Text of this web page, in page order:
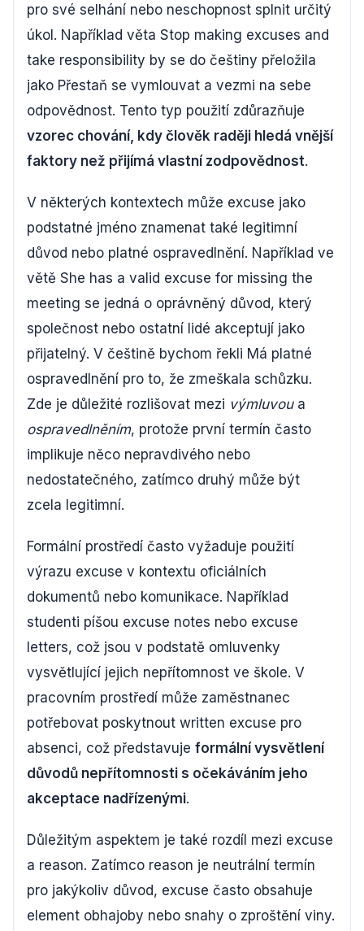
pro své selhání nebo neschopnost splnit určitý
úkol. Například věta Stop making excuses and
take responsibility by se do češtiny přeložila
jako Přestaň se vymlouvat a vezmi na sebe
odpovědnost. Tento typ použití zdůrazňuje
vzorec chování, kdy člověk raději hledá vnější
faktory než přijímá vlastní zodpovědnost.
V některých kontextech může excuse jako
podstatné jméno znamenat také legitimní
důvod nebo platné ospravedlnění. Například ve
větě She has a valid excuse for missing the
meeting se jedná o oprávněný důvod, který
společnost nebo ostatní lidé akceptují jako
přijatelný. V češtině bychom řekli Má platné
ospravedlnění pro to, že zmeškala schůzku.
Zde je důležité rozlišovat mezi výmluvoua
ospravedlněním, protože první termín často
implikuje něco nepravdivého nebo
nedostatečného, zatímco druhý může být
zcela legitimní.
Formální prostředí často vyžaduje použití
výrazu excuse v kontextu oficiálních
dokumentů nebo komunikace. Například
studenti píšou excuse notes nebo excuse
letters, což jsou v podstatě omluvenky
vysvětlující jejich nepřítomnost ve škole. V
pracovním prostředí může zaměstnanec
potřebovat poskytnout written excuse pro
absenci, což představuje formální vysvětlení
důvodů nepřítomnosti s očekáváním jeho
akceptace nadřízenými.
Důležitým aspektem je také rozdíl mezi excuse
a reason. Zatímco reason je neutrální termín
pro jakýkoliv důvod, excuse často obsahuje
element obhajoby nebo snahy o zproštění viny.